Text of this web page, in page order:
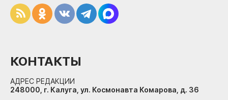
КОНТАКТЫ
АДРЕС РЕДАКЦИИ
248000, г. Калуга, ул. Космонавта Комарова, д. 36